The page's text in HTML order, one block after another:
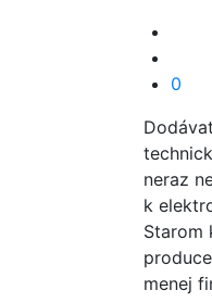
0
neraz
k
Starom
menej